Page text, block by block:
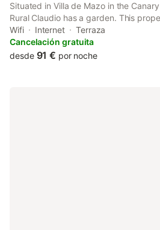
Situated in Villa de Mazo in the
Rural Claudio has a garden. This
patio, free private parking and free
a picnic area and a solarium.
Wifi Internet
Terraza
Cancelación gratuita
desde 91 € por noche